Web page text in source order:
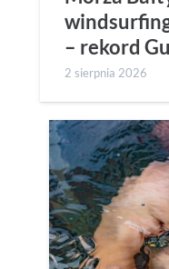
– rekord
2 sierpnia 2026